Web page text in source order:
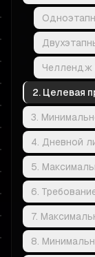
Челлендж
2. Целевая
3.
4. Дневной
5.
6.
7.
8.